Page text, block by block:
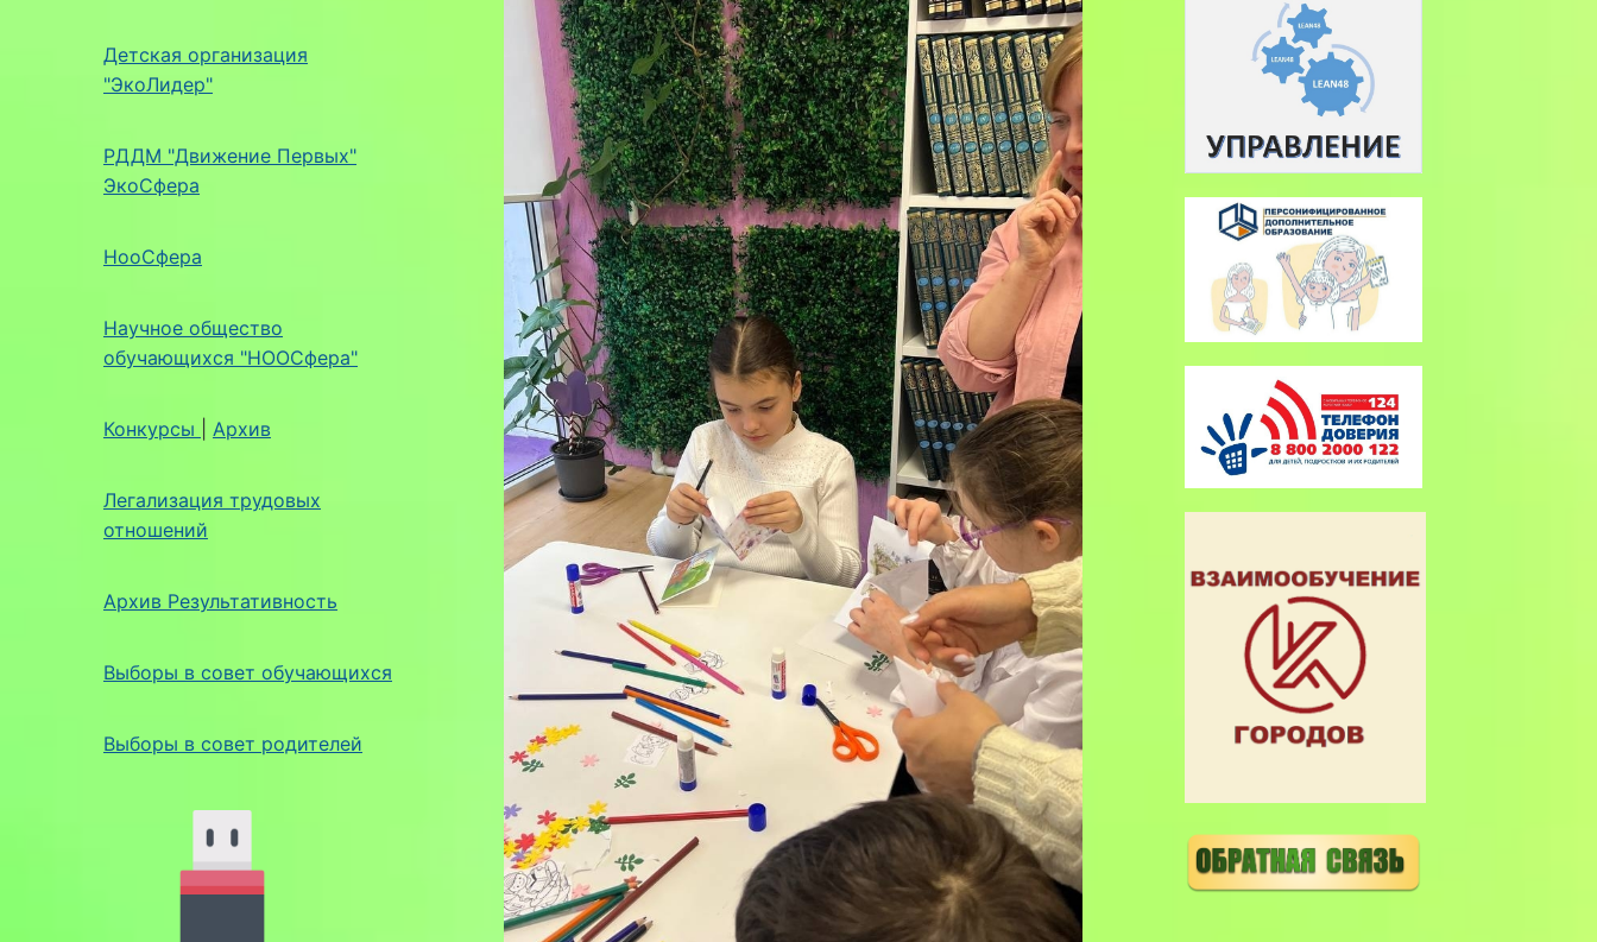
Детская организация
"ЭкоЛидер"
РДДМ "Движение Первых"
ЭкоСфера
НооСфера
Научное общество
обучающихся "НООСфера"
Конкурсы Архив
Легализация трудовых
отношений
Архив Результативность
Выборы в совет обучающихся
Выборы в совет родителей